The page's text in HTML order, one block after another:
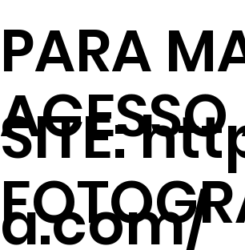
PARA
SITE:
a.com/